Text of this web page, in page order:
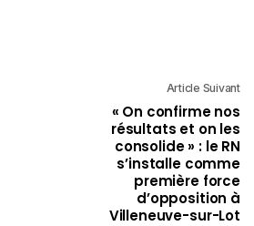
Article Suivant
« On confirme nos
résultats et on les
consolide » : le RN
s’installe comme
première force
d’opposition à
Villeneuve-sur-Lot